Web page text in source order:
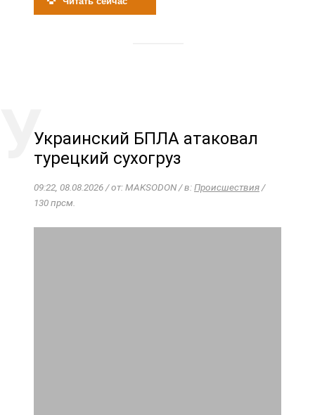
Украинский БПЛА атаковал
турецкий сухогруз
09:22, 08.08.2026 / от: MAKSODON / в:Происшествия/
130 прсм.